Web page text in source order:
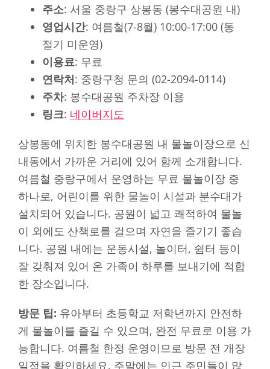
주소: 서울 중랑구 상봉동 (봉수대공원 내)
영업시간: 여름철(7-8월) 10:00-17:00 (동
절기 미운영)
이용료: 무료
연락처: 중랑구청 문의 (02-2094-0114)
주차: 봉수대공원 주차장 이용
링크: 네이버지도
상봉동에 위치한 봉수대공원 내 물놀이장으로 신
내동에서 가까운 거리에 있어 함께 소개합니다.
여름철 중랑구에서 운영하는 무료 물놀이장 중
하나로, 어린이를 위한 물놀이 시설과 분수대가
설치되어 있습니다. 공원이 넓고 쾌적하여 물놀
이 외에도 산책로를 걸으며 자연을 즐기기 좋습
니다. 공원 내에는 운동시설, 놀이터, 쉼터 등이
잘 갖춰져 있어 온 가족이 하루를 보내기에 적합
한 장소입니다.
방문 팁: 유아부터 초등학교 저학년까지 안전하
게 물놀이를 즐길 수 있으며, 완전 무료로 이용 가
능합니다. 여름철 한정 운영이므로 방문 전 개장
일정을 확인하세요. 주말에는 인근 주민들이 많